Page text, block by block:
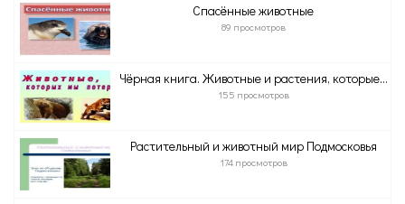
Спасённые животные
89 просмотров
Чёрная книга. Животные и растения, которые...
155 просмотров
Растительный и животный мир Подмосковья
174 просмотров